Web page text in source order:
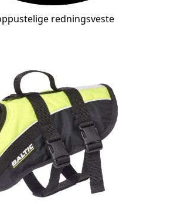
redningsveste